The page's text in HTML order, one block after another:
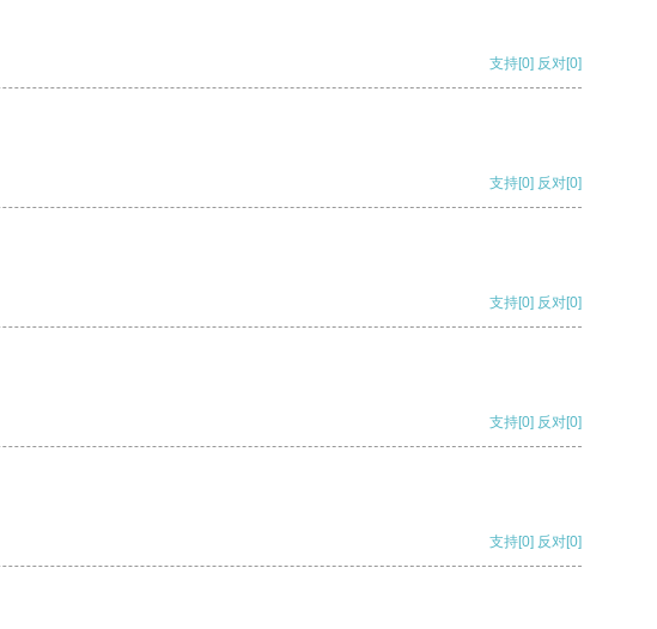
支持[0] 反对[0]
支持[0] 反对[0]
支持[0] 反对[0]
支持[0] 反对[0]
支持[0] 反对[0]